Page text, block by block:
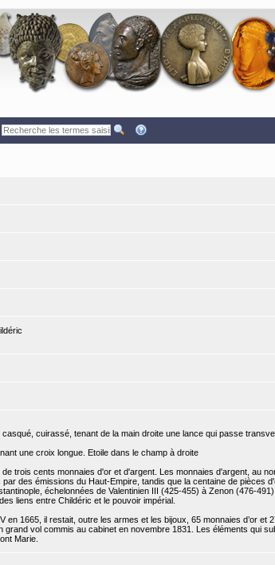
cuirassé, tenant de la main droite une lance qui passe
une croix longue. Etoile dans le champ à droite
trois cents monnaies d'or et d'argent. Les monnaies d'argent, au
des émissions du Haut-Empire, tandis que la centaine de pièces
échelonnées de Valentinien III (425-455) à Zenon (476-
liens entre Childéric et le pouvoir impérial.
en 1665, il restait, outre les armes et les bijoux, 65 monnaies d’or et
grand vol commis au cabinet en novembre 1831. Les éléments qui
Marie.